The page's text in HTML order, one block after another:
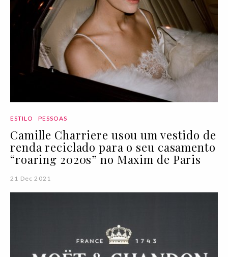
ESTILO PESSOAS
Camille Charriere usou um vestido de
renda reciclado para o seu casamento
“roaring 2020s” no Maxim de Paris
21 Dec 2021